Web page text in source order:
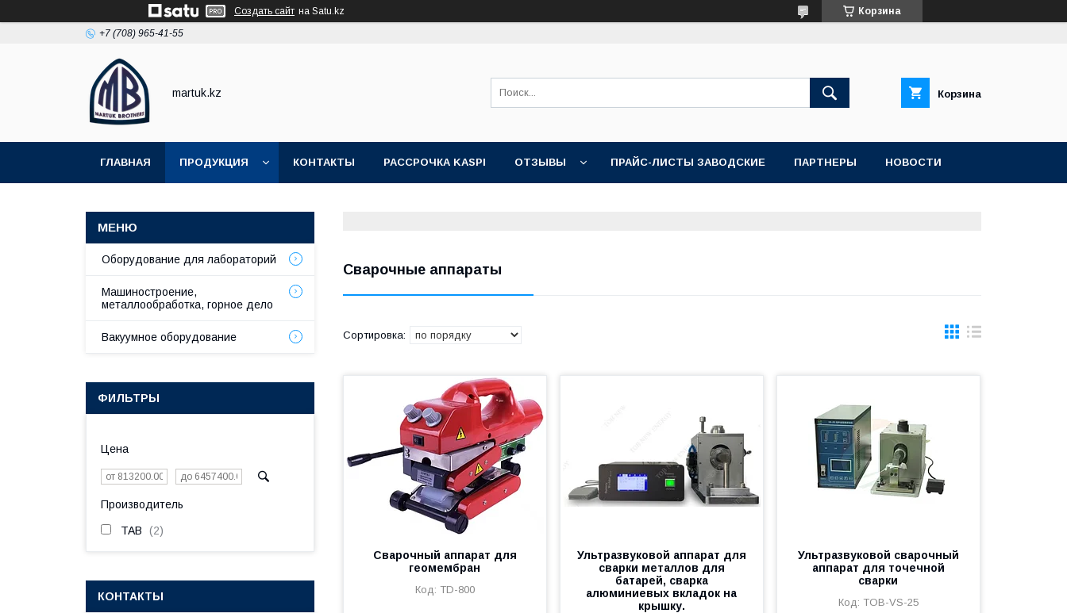
Создать сайт на Satu.kz Корзина
+7 (708) 965-41-55
martuk.kz Корзина
ГЛАВНАЯ ПРОДУКЦИЯ КОНТАКТЫ РАССРОЧКА KASPI ОТЗЫВЫ ПРАЙС-ЛИСТЫ ЗАВОДСКИЕ ПАРТНЕРЫ НОВОСТИ
Сварочные аппараты
Сварочный аппарат для
геомембран
TD-800
Ультразвуковой аппарат для
сварки металлов для
батарей, сварка
алюминиевых вкладок на
крышку.
Ультразвуковой сварочный
аппарат для точечной
сварки
TOB-VS-25
Оборудование для лабораторий
Машиностроение,
металлообработка, горное дело
Вакуумное оборудование
ФИЛЬТРЫ
Цена
Производитель
TAB 2
КОНТАКТЫ